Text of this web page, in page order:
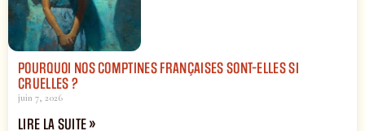
POURQUOI NOS COMPTINES FRANÇAISES SONT-ELLES SI
CRUELLES ?
juin 7, 2026
LIRE LA SUITE »